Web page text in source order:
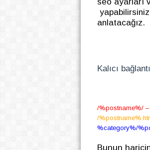
anlatacağız.
Kalıcı
/%postname%/
/
%category%/
Bunun